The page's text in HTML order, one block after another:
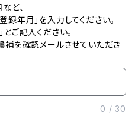
ど、
年月」を入力してください。
ご記入ください。
補を確認メールさせていただき
0 /30